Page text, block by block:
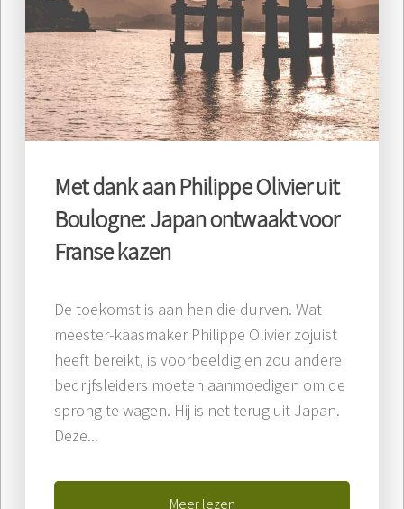
Met dank aan Philippe Olivier uit
Boulogne: Japan ontwaakt voor
Franse kazen
De toekomst is aan hen die durven. Wat
meester-kaasmaker Philippe Olivier zojuist
heeft bereikt, is voorbeeldig en zou andere
bedrijfsleiders moeten aanmoedigen om de
sprong te wagen. Hij is net terug uit Japan.
Deze...
Meer lezen